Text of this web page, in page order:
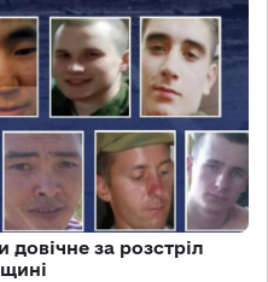
за розстріл